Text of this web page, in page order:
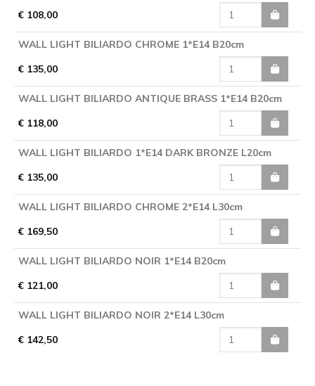
€ 108,00
WALL LIGHT BILIARDO CHROME 1*E14 B20cm
€ 135,00
WALL LIGHT BILIARDO ANTIQUE BRASS 1*E14 B20cm
€ 118,00
WALL LIGHT BILIARDO 1*E14 DARK BRONZE L20cm
€ 135,00
WALL LIGHT BILIARDO CHROME 2*E14 L30cm
€ 169,50
WALL LIGHT BILIARDO NOIR 1*E14 B20cm
€ 121,00
WALL LIGHT BILIARDO NOIR 2*E14 L30cm
€ 142,50